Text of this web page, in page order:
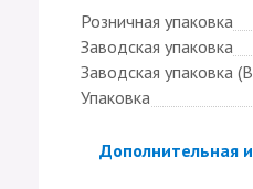
Розничная упаковка
Заводская упаковка
Заводская упаковка
Упаковка
Скрыть
Дополнительная